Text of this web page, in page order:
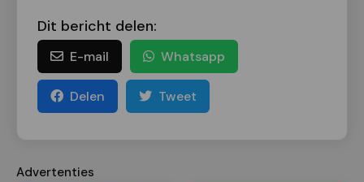
Dit bericht delen:
E-mail Whatsapp
Delen Tweet
Advertenties